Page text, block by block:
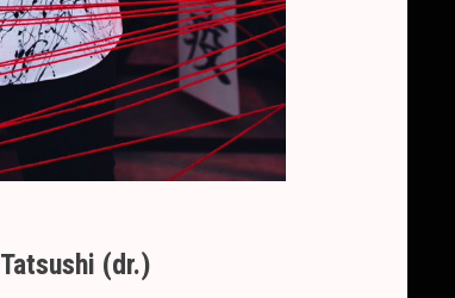
Tatsushi (dr.)